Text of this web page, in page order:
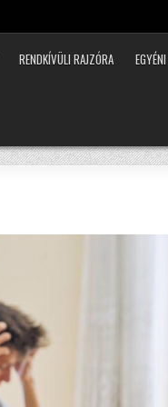
RENDKÍVÜLI RAJZÓRA